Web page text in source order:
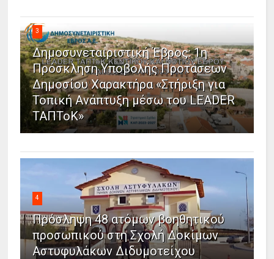
3
Δημοσυνεταιριστική Έβρος: 1η
Πρόσκληση Υποβολής Προτάσεων
Δημοσίου Χαρακτήρα «Στήριξη για
Τοπική Ανάπτυξη μέσω του LEADER
ΤΑΠΤοΚ»
4
Πρόσληψη 48 ατόμων βοηθητικού
προσωπικού στη Σχολή Δοκίμων
Αστυφυλάκων Διδυμοτείχου